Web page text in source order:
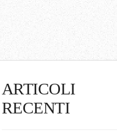
ARTICOLI
RECENTI